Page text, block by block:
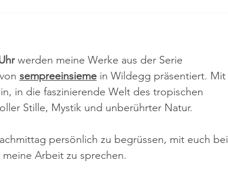
werden meine Werke aus der Serie
sempreeinsieme in Wildegg präsentiert. Mit
in die faszinierende Welt des tropischen
Stille, Mystik und unberührter Natur.
persönlich zu begrüssen, mit euch bei
meine Arbeit zu sprechen.